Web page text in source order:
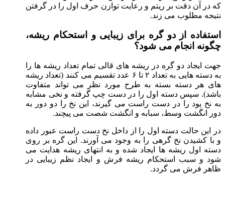
که در آن دقت بر ریتم و رعایت توازن حرف اول را در گرفتن
نتیجه مطلوب می زند.
استفاده از دو گره برای زیبایی و استحکام ریشه،
چگونه انجام می شود؟
جهت ایجاد دو گره در ریشه های قالی تمام تعداد ریشه ها را
به دسته هایی به تعداد ۲ تا ۶ عدد تقسیم می کنند (تعداد ریشه
های هر دسته بسته به طرح مورد نظر می تواند متفاوت
باشد). سپس دسته اول را در دست چپ گرفته و نخی مشابه
به نخ پود را در دست راست می گیرند، این نخ را دو دور به
دور انگشت وسط، سبابه و انگشت شصت می پیچند.
در این حالت دسته اول را از داخل نخ دست راست عبور داده
و با کشیدن نخ گرهی را به وجود می آورند. این گره بر روی
دسته اول ریشه ها ایجاد شده و به انتهای ریشه هدایت می
شود و سبب استحکام ریشه فرش و ایجاد نظم زیبایی در
ظاهر فرش می گردد.